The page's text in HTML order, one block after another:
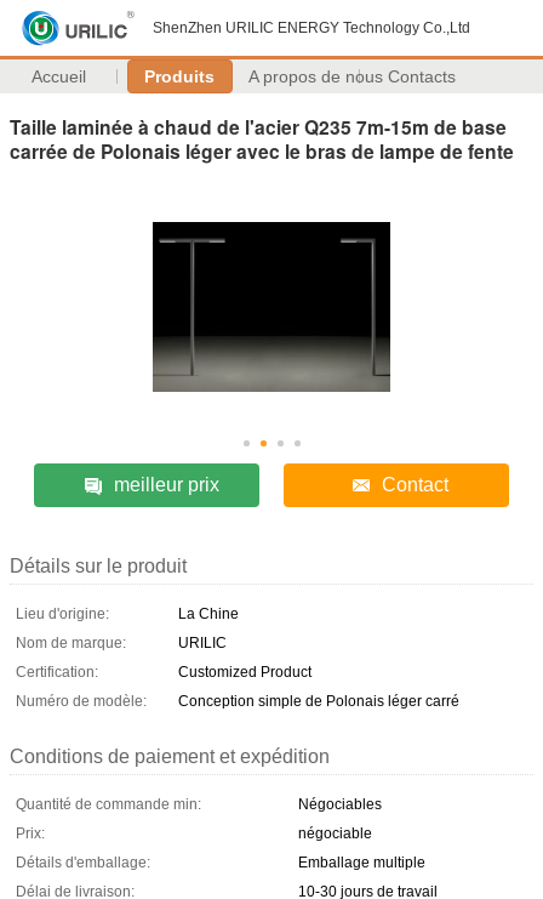
ShenZhen URILIC ENERGY Technology Co.,Ltd
Accueil Produits A propos de nous Contacts
Taille laminée à chaud de l'acier Q235 7m-15m de base
carrée de Polonais léger avec le bras de lampe de fente
meilleur prix Contact
Détails sur le produit
Lieu d'origine:
La Chine
Nom de marque:
URILIC
Certification:
Customized Product
Numéro de modèle:
Conception simple de Polonais léger carré
Conditions de paiement et expédition
Quantité de commande min:
Négociables
Prix:
négociable
Détails d'emballage:
Emballage multiple
Délai de livraison:
10-30 jours de travail